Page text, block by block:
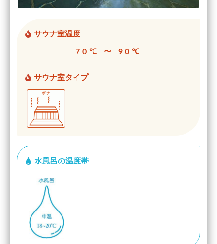
サウナ室温度
70℃ 〜 90℃
サウナ室タイプ
水風呂の温度帯